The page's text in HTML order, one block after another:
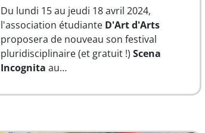
Du lundi 15 au jeudi 18 avril 2024,
l'association étudiante D'Art d'Arts
proposera de nouveau son festival
pluridisciplinaire (et gratuit !) Scena
Incognita au…